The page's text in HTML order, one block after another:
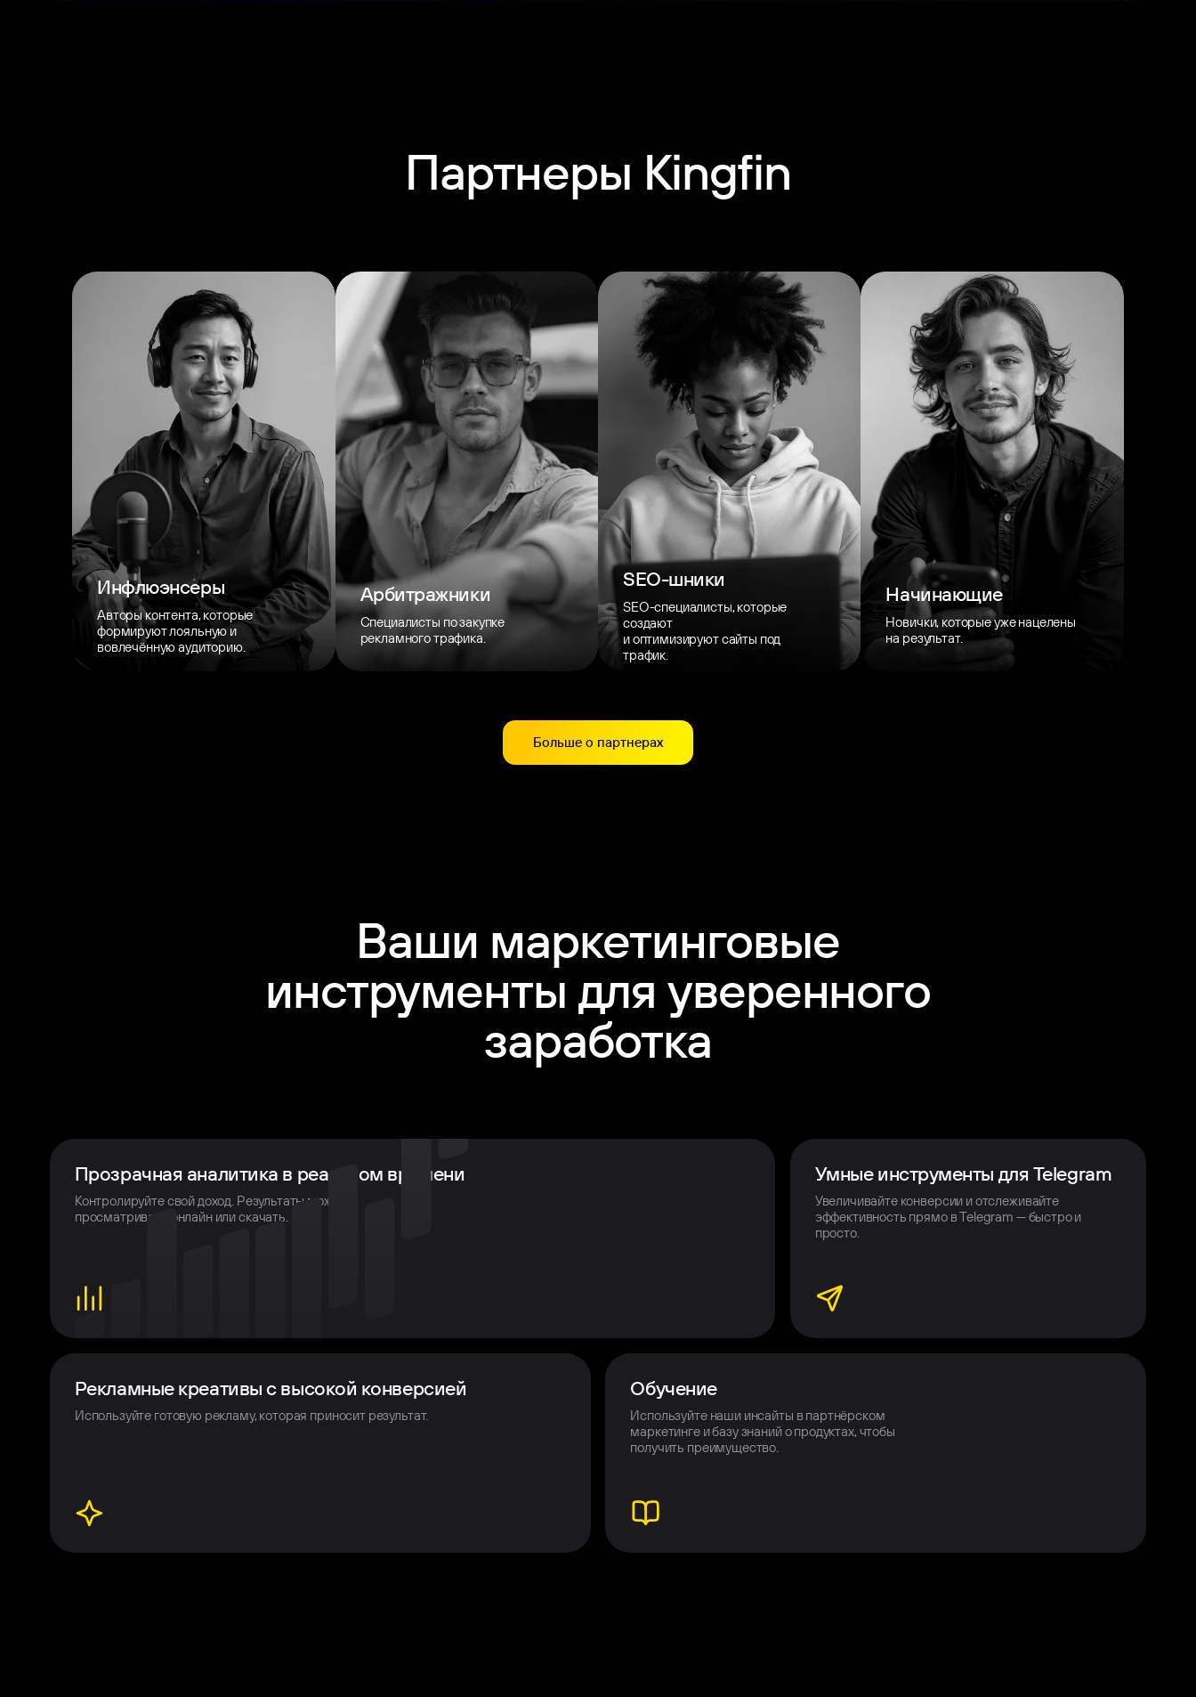
Партнеры Kingfin
Инфлюэнсеры
Авторы контента, которые
формируют лояльную и
вовлечённую аудиторию.
Арбитражники
Специалисты по закупке
рекламного трафика.
SEO-шники
SEO-специалисты, которые
создают
и оптимизируют сайты под
трафик.
Начинающие
Новички, которые уже нацелены
на результат.
Больше о партнерах
Ваши маркетинговые
инструменты для уверенного
заработка
Прозрачная аналитика в реальном времени
Контролируйте свой доход. Результаты можно
просматривать онлайн или скачать.
Умные инструменты для Telegram
Увеличивайте конверсии и отслеживайте
эффективность прямо в Telegram — быстро и
просто.
Рекламные креативы с высокой конверсией
Используйте готовую рекламу, которая приносит результат.
Обучение
Используйте наши инсайты в партнёрском
маркетинге и базу знаний о продуктах, чтобы
получить преимущество.